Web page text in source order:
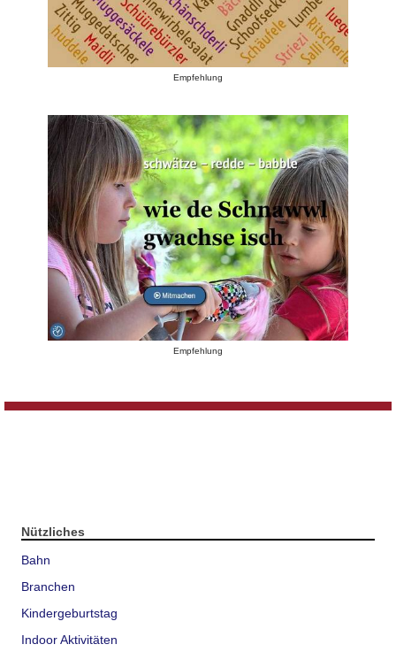
Empfehlung
Empfehlung
Nützliches
Bahn
Branchen
Kindergeburtstag
Indoor Aktivitäten